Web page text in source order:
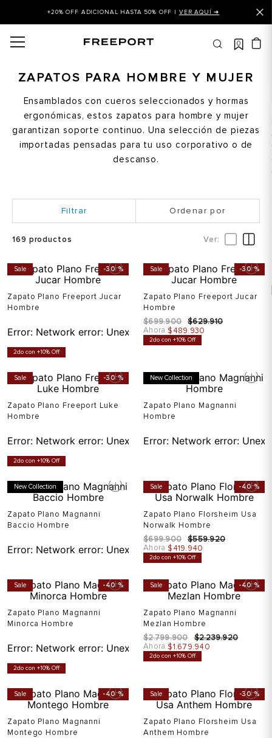
+20% OFF ADICIONAL HASTA 50% OFF | VER AQUÍ ➜
0
ZAPATOS PARA HOMBRE Y MUJER
Ensamblados con cueros seleccionados y hormas
ergonómicas, estos zapatos para hombre y mujer
garantizan soporte continuo. Una selección de piezas
importadas pensadas para tu uso corporativo o de
descanso.
Ordenar por
169 productos
Sale -30 %
Zapato Plano Freeport Jucar
Hombre
Error: Network error: Unexpected token T in JSON at
2do con +10% Off
Sale -30 %
Zapato Plano Freeport Jucar
Hombre
$699.900 $629.910
Ahora $489.930
2do con +10% Off
Sale -30 %
Zapato Plano Freeport Luke
Hombre
Error: Network error: Unexpected token T in JSON at
2do con +10% Off
New Collection
Zapato Plano Magnanni
Hombre
Error: Network error:
New Collection
Zapato Plano Magnanni
Baccio Hombre
Error: Network error: Unexpected token T in JSON at
Sale -40 %
Zapato Plano Florsheim Usa
Norwalk Hombre
$699.900 $559.920
Ahora $419.940
2do con +10% Off
Sale -40 %
Zapato Plano Magnanni
Minorca Hombre
Error: Network error: Unexpected token T in JSON at
2do con +10% Off
Sale -40 %
Zapato Plano Magnanni
Mezlan Hombre
$2.799.900 $2.239.920
Ahora $1.679.940
2do con +10% Off
Sale -40 %
Zapato Plano Magnanni
Montego Hombre
Sale -30 %
Zapato Plano Florsheim Usa
Anthem Hombre
balance
balance 327
klein
tommy hilfiger
balance 574
mujer